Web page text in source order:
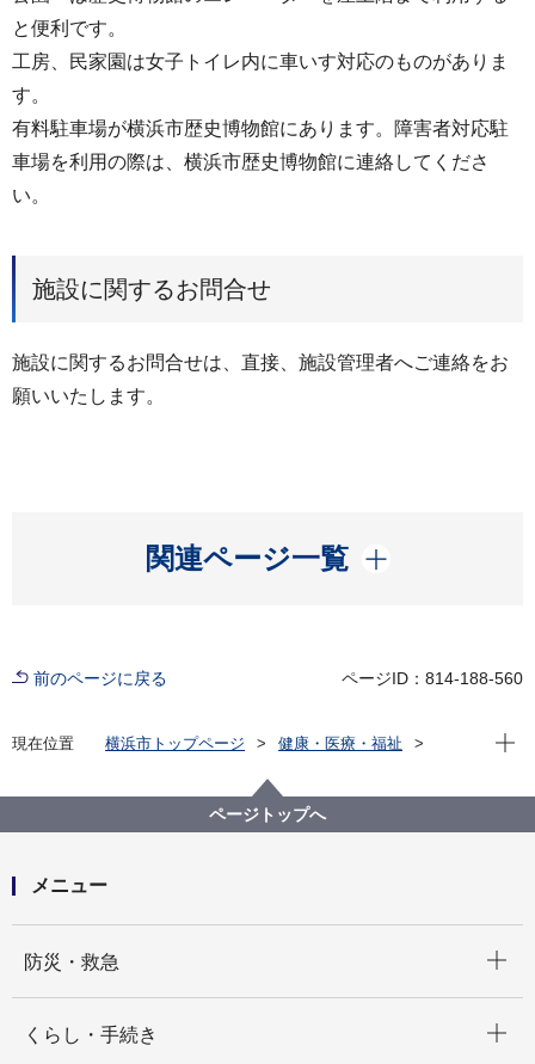
と便利です。
工房、民家園は女子トイレ内に車いす対応のものがありま
す。
有料駐車場が横浜市歴史博物館にあります。障害者対応駐
車場を利用の際は、横浜市歴史博物館に連絡してくださ
い。
施設に関するお問合せ
施設に関するお問合せは、直接、施設管理者へご連絡をお
願いいたします。
関連ページ一覧
開く
前のページに戻る ページID：814-188-560
現在位置 横浜市トップページ
健康・医療・福祉
市内公共施設等バリアフリー情報
大塚・歳勝土遺跡公園
現在
ページトップへ
メニュー
防災・救急
くらし・手続き